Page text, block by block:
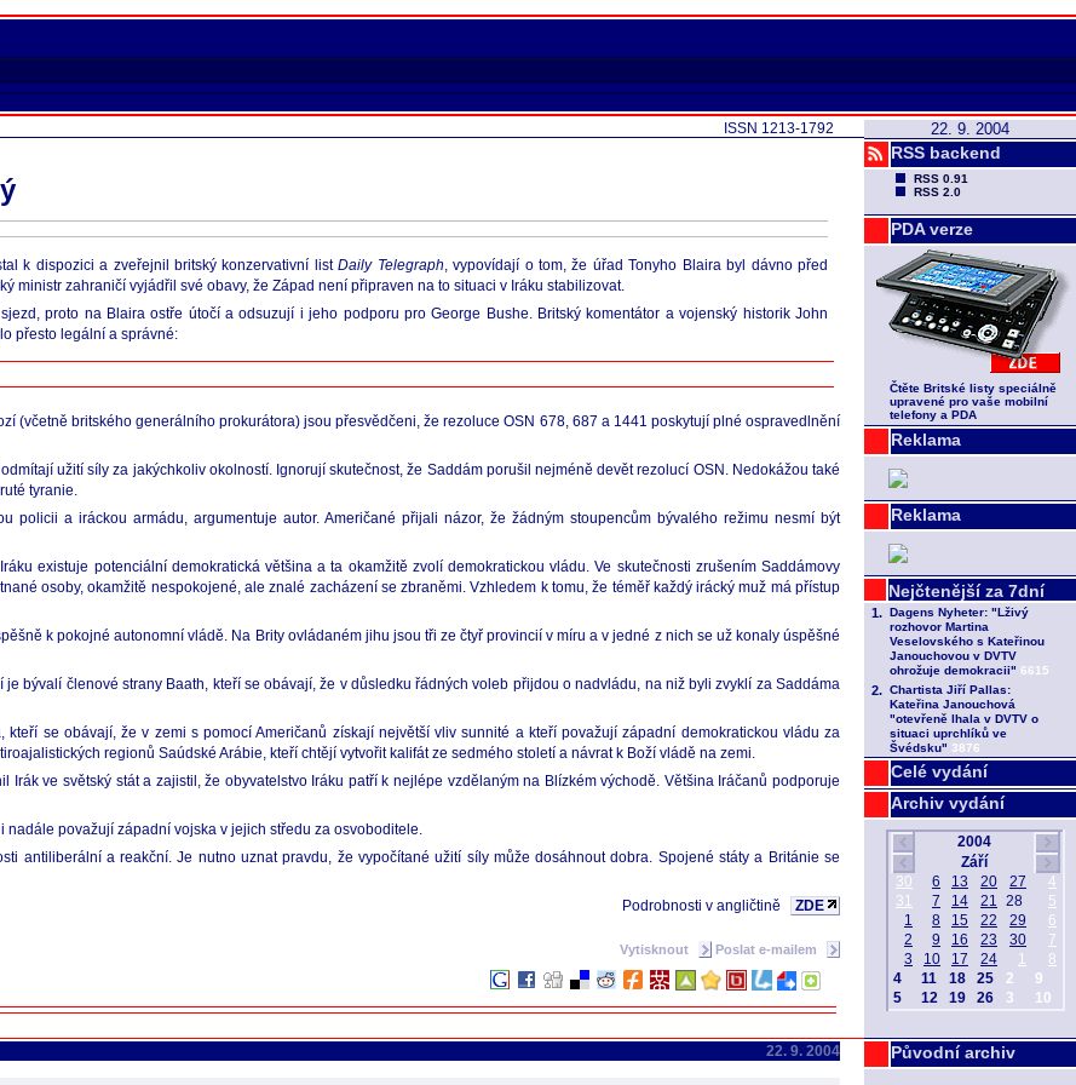
22. 9. 2004
RSS backend
RSS 0.91
RSS 2.0
PDA verze
Čtěte Britské listy speciálně
upravené pro vaše mobilní
telefony a PDA
Reklama
Reklama
Celé vydání
Archiv vydání
Původní archiv
ISSN 1213-1792
k dispozici a zveřejnil britský konzervativní listDaily Telegraph, vypovídají o tom, že úřad Tonyho Blaira byl dávno před
ministr zahraničí vyjádřil své obavy, že Západ není připraven na to situaci v Iráku stabilizovat.
proto na Blaira ostře útočí a odsuzují i jeho podporu pro George Bushe. Britský komentátor a vojenský historik John
přesto legální a správné:
(včetně britského generálního prokurátora) jsou přesvědčeni, že rezoluce OSN 678, 687 a 1441 poskytují plné ospravedlnění
užití síly za jakýchkoliv okolností. Ignorují skutečnost, že Saddám porušil nejméně devět rezolucí OSN. Nedokážou také
tyranie.
policii a iráckou armádu, argumentuje autor. Američané přijali názor, že žádným stoupencům bývalého režimu nesmí být
existuje potenciální demokratická většina a ta okamžitě zvolí demokratickou vládu. Ve skutečnosti zrušením Saddámovy
osoby, okamžitě nespokojené, ale znalé zacházení se zbraněmi. Vzhledem k tomu, že téměř každý irácký muž má přístup
k pokojné autonomní vládě. Na Brity ovládaném jihu jsou tři ze čtyř provincií v míru a v jedné z nich se už konaly úspěšné
bývalí členové strany Baath, kteří se obávají, že v důsledku řádných voleb přijdou o nadvládu, na niž byli zvyklí za Saddáma
se obávají, že v zemi s pomocí Američanů získají největší vliv sunnité a kteří považují západní demokratickou vládu za
regionů Saúdské Arábie, kteří chtějí vytvořit kalifát ze sedmého století a návrat k Boží vládě na zemi.
ve světský stát a zajistil, že obyvatelstvo Iráku patří k nejlépe vzdělaným na Blízkém východě. Většina Iráčanů podporuje
považují západní vojska v jejich středu za osvoboditele.
antiliberální a reakční. Je nutno uznat pravdu, že vypočítané užití síly může dosáhnout dobra. Spojené státy a Británie se
Podrobnosti v angličtině
ZDE
Vytisknout Poslat e-mailem
22. 9. 2004